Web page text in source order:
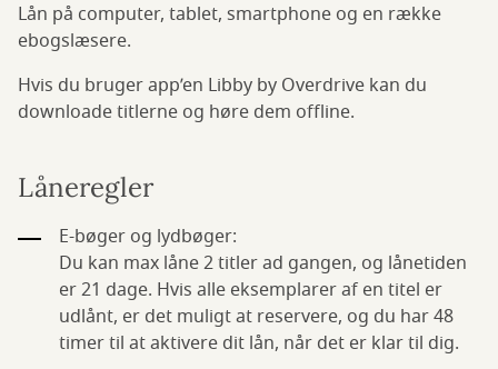
Lån på computer, tablet, smartphone og en række
ebogslæsere.
Hvis du bruger app’en Libby by Overdrive kan du
downloade titlerne og høre dem offline.
Låneregler
E-bøger og lydbøger:
Du kan max låne 2 titler ad gangen, og lånetiden
er 21 dage. Hvis alle eksemplarer af en titel er
udlånt, er det muligt at reservere, og du har 48
timer til at aktivere dit lån, når det er klar til dig.